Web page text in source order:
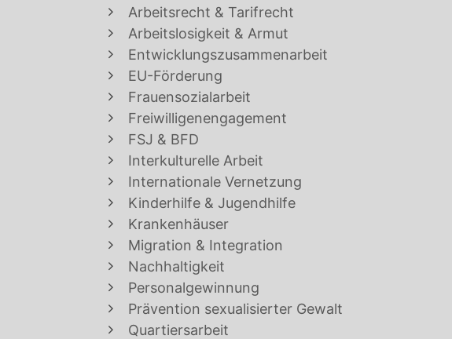
Arbeitsrecht & Tarifrecht
Arbeitslosigkeit & Armut
Entwicklungszusammenarbeit
EU-Förderung
Frauensozialarbeit
Freiwilligenengagement
FSJ & BFD
Interkulturelle Arbeit
Internationale Vernetzung
Kinderhilfe & Jugendhilfe
Krankenhäuser
Migration & Integration
Nachhaltigkeit
Personalgewinnung
Prävention sexualisierter Gewalt
Quartiersarbeit